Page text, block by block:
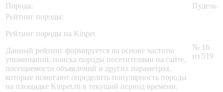
Порода:
Пудель
Рейтинг породы:
Рейтинг породы на Kinpet
Данный рейтинг формируется на основе частоты
упоминаний, поиска породы посетителями на сайте,
посещаемости объявлений и других параметрах,
которые помогают определить популярность породы
на площадке Kinpet.ru в текущий период времени.
№ 16
из 519